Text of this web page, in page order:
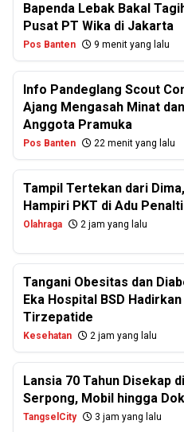
Bapenda Lebak Bakal
Pusat PT Wika di Jakarta
Pos Banten 9 menit yang lalu
Info Pandeglang Scout
Ajang Mengasah Minat
Anggota Pramuka
Pos Banten 22 menit yang lalu
Tampil Tertekan dari
Hampiri PKT di Adu Penalti
Olahraga 2 jam yang lalu
Tangani Obesitas dan
Eka Hospital BSD
Tirzepatide
Kesehatan 2 jam yang lalu
Lansia 70 Tahun Disekap
Serpong, Mobil hingga
TangselCity 3 jam yang lalu